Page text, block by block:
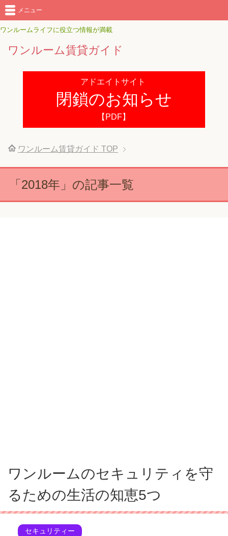
ワンルームライフに役立つ情報が満載
ワンルーム賃貸ガイド
メニュー
アドエイトサイト
閉鎖のお知らせ
【PDF】
ワンルーム賃貸ガイド TOP
「2018年」の記事一覧
ワンルームのセキュリティを守
るための生活の知恵5つ
セキュリティー